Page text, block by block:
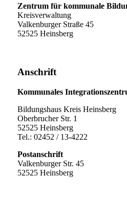
Zentrum für kommunale
Kreisverwaltung
Valkenburger Straße 45
52525 Heinsberg
Anschrift
Kommunales
Bildungshaus Kreis Heinsberg
Oberbrucher Str. 1
52525 Heinsberg
Tel.: 02452 / 13-4222
Postanschrift
Valkenburger Str. 45
52525 Heinsberg